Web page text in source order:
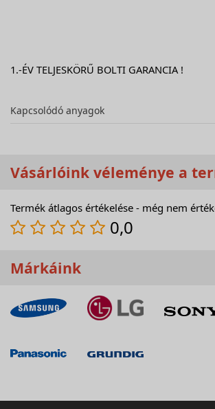
1.-ÉV TELJESKÖRŰ BOLTI GARANCIA !
Kapcsolódó anyagok
Vásárlóink véleménye a
Termék átlagos értékelése - még nem
0,0
Márkáink